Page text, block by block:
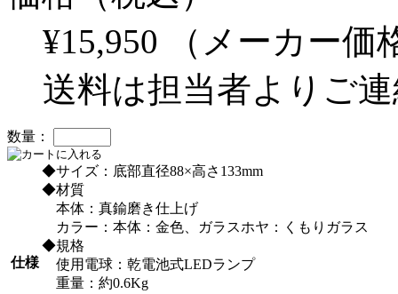
¥15,950
（メーカー価
送料は担当者よりご
数量：
仕様
◆サイズ：底部直径88×高さ133mm
◆材質
本体：真鍮磨き仕上げ
カラー：本体：金色、ガラスホヤ：くもりガラス
◆規格
使用電球：乾電池式LEDランプ
重量：約0.6Kg